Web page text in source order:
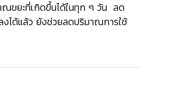
ณขยะที่เกิดขึ้นได้ในทุก ๆ วัน ลด
งได้แล้ว ยังช่วยลดปริมาณการใช้